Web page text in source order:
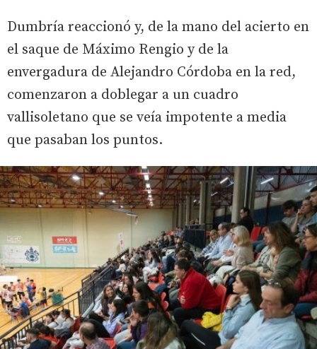
Dumbría reaccionó y, de la mano del acierto en
el saque de Máximo Rengio y de la
envergadura de Alejandro Córdoba en la red,
comenzaron a doblegar a un cuadro
vallisoletano que se veía impotente a media
que pasaban los puntos.